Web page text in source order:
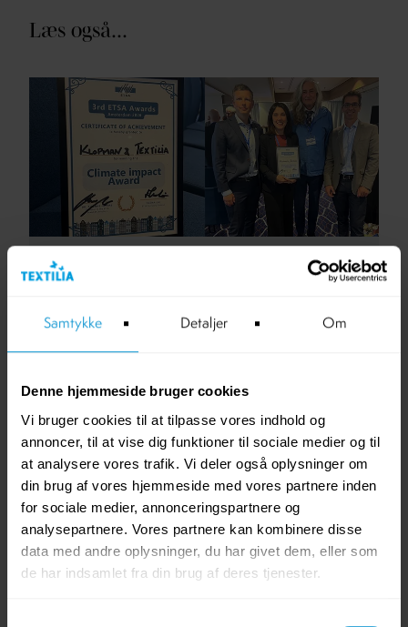
Samtykke Detaljer Om
Denne hjemmeside bruger cookies
Vi bruger cookies til at tilpasse vores indhold og
annoncer, til at vise dig funktioner til sociale medier og til
at analysere vores trafik. Vi deler også oplysninger om
din brug af vores hjemmeside med vores partnere inden
for sociale medier, annonceringspartnere og
analysepartnere. Vores partnere kan kombinere disse
data med andre oplysninger, du har givet dem, eller som
de har indsamlet fra din brug af deres tjenester.
Læs også...
12. JUNE 2026
Textilia vinder europæisk pris for cirkulær
Impact Award 2026. Prisen uddeles af European Textile
der bidrager til udviklingen af en mere bæredygtig- og
cirkulær tekstilservicebranche.